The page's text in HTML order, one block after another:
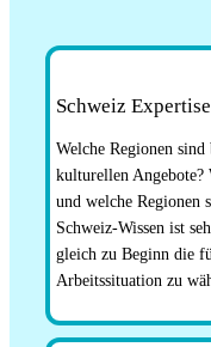
Schweiz Expertise
Welche Regionen
kulturellen Angebote?
und welche Regionen
Schweiz-Wissen ist
gleich zu Beginn die
Arbeitssituation zu